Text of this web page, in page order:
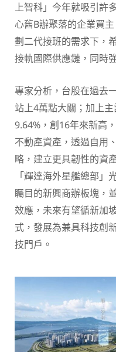
上智科」今年就吸引許
心舊B辦聚落的企業買
劃二代接班的需求下，
接軌國際供應鏈，同時
專家分析，台股在過去
站上4萬點大關；加上
9.64%，創16年來新高
不動產資產，透過自用
略，建立更具韌性的資
「輝達海外星艦總部」
矚目的新興商辦板塊，
效應，未來有望循新加
式，發展為兼具科技創
技門戶。